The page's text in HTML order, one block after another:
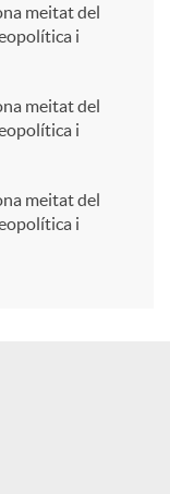
meitat del
i
meitat del
i
meitat del
i